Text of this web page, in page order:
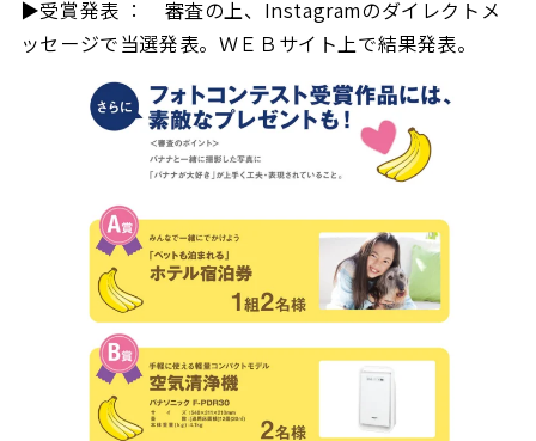
▶受賞発表 ： 審査の上、Instagramのダイレクトメ
ッセージで当選発表。ＷＥＢサイト上で結果発表。